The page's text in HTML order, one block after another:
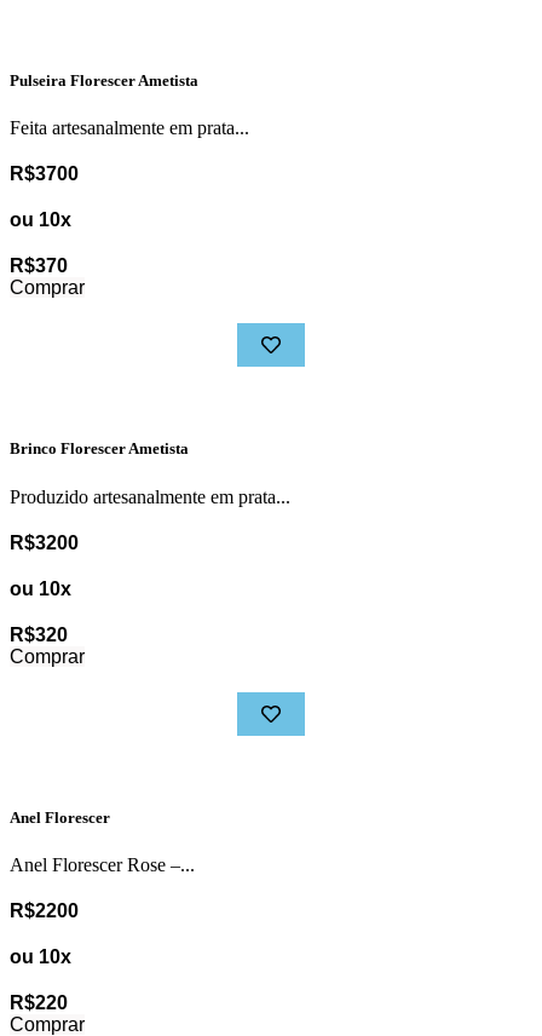
Pulseira Florescer Ametista
Feita artesanalmente em prata...
R$3700
ou 10x
R$370
Comprar
Brinco Florescer Ametista
Produzido artesanalmente em prata...
R$3200
ou 10x
R$320
Comprar
Anel Florescer
Anel Florescer Rose –...
R$2200
ou 10x
R$220
Comprar